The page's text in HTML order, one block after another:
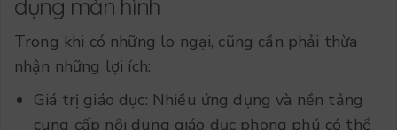
dụng màn hình
Trong khi có những lo ngại, cũng cần phải thừa
nhận những lợi ích:
Giá trị giáo dục: Nhiều ứng dụng và nền tảng
cung cấp nội dung giáo dục phong phú có thể